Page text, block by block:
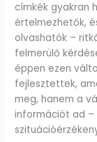
címkék gyakran
értelmezhetők,
olvashatók –
felmerülő
éppen ezen
fejlesztettek,
meg, hanem a
információt ad